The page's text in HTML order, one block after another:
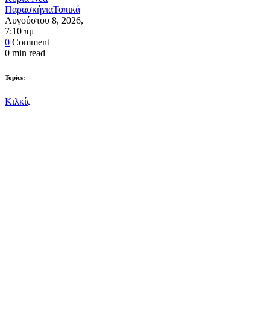
ΠαρασκήνιαΤοπικά
Αυγούστου 8, 2026,
7:10 πμ
0 Comment
0 min read
Topics:
Κιλκίς